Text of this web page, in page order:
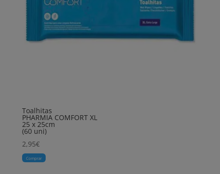
Toalhitas
PHARMIA COMFORT XL
25 x 25cm
(60 uni)
2,95€
Comprar